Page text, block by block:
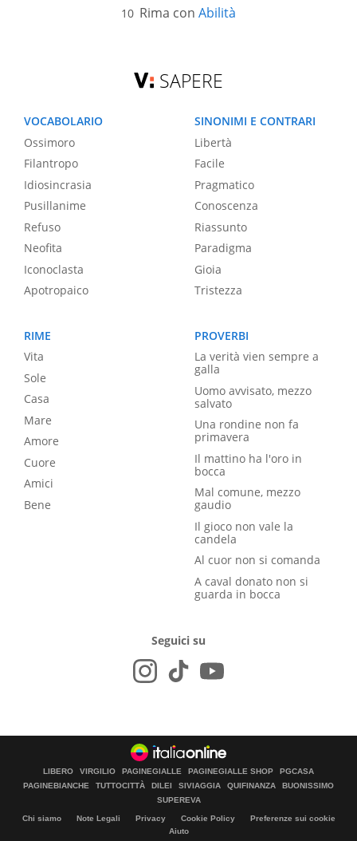
Rima con Abilità
SAPERE
VOCABOLARIO
Ossimoro
Filantropo
Idiosincrasia
Pusillanime
Refuso
Neofita
Iconoclasta
Apotropaico
SINONIMI E CONTRARI
Libertà
Facile
Pragmatico
Conoscenza
Riassunto
Paradigma
Gioia
Tristezza
RIME
Vita
Sole
Casa
Mare
Amore
Cuore
Amici
Bene
PROVERBI
La verità vien sempre a
galla
Uomo avvisato, mezzo
salvato
Una rondine non fa
primavera
Il mattino ha l'oro in
bocca
Mal comune, mezzo
gaudio
Il gioco non vale la
candela
Al cuor non si comanda
A caval donato non si
guarda in bocca
Seguici su
LIBERO VIRGILIO PAGINEGIALLE PAGINEGIALLE SHOP
PGCASA
PAGINEBIANCHE
TUTTOCITTÀ DILEI SIVIAGGIA QUIFINANZA
BUONISSIMO
SUPEREVA
Chi siamo Note Legali Privacy Cookie Policy
Preferenze sui cookie
Aiuto